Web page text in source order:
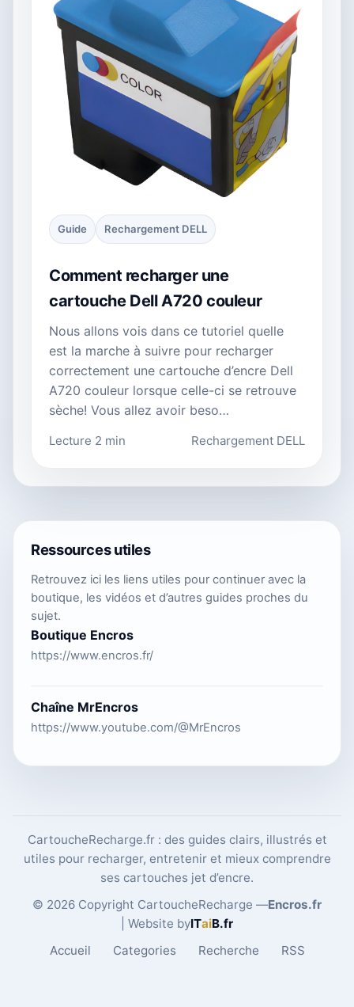
Guide Rechargement DELL
Comment recharger une
cartouche Dell A720 couleur
Nous allons vois dans ce tutoriel quelle
est la marche à suivre pour recharger
correctement une cartouche d’encre Dell
A720 couleur lorsque celle-ci se retrouve
sèche! Vous allez avoir beso…
Lecture 2 min Rechargement DELL
Ressources utiles
Retrouvez ici les liens utiles pour continuer avec la
boutique, les vidéos et d’autres guides proches du
sujet.
Boutique Encros
https://www.encros.fr/
Chaîne MrEncros
https://www.youtube.com/@MrEncros
CartoucheRecharge.fr : des guides clairs, illustrés et
utiles pour recharger, entretenir et mieux comprendre
ses cartouches jet d’encre.
© 2026 Copyright CartoucheRecharge —Encros.fr
| Website byITaiB.fr
Accueil
Categories Recherche RSS